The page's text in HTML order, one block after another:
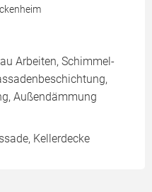
Arbeiten, Schimmel-
Außendämmung
Kellerdecke